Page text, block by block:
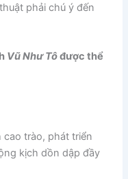
phải chú ý đến
Vũ Như Tôđược thể
cao trào, phát triển
kịch dồn dập đầy